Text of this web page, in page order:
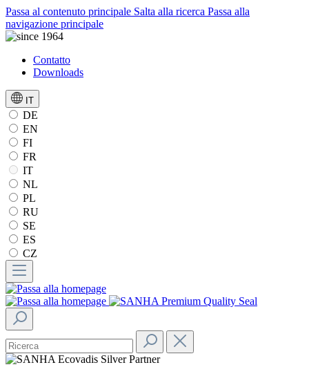
Passa al contenuto principale Salta alla ricerca Passa alla
navigazione principale
Contatto
Downloads
IT
DE
EN
FI
FR
IT
NL
PL
RU
SE
ES
CZ